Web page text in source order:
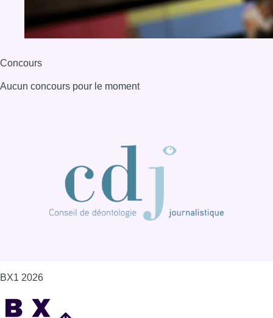
Concours
Aucun concours pour le moment
BX1 2026